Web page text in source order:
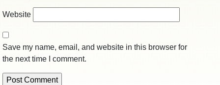
Website
Save my name, email, and website in this browser for
the next time I comment.